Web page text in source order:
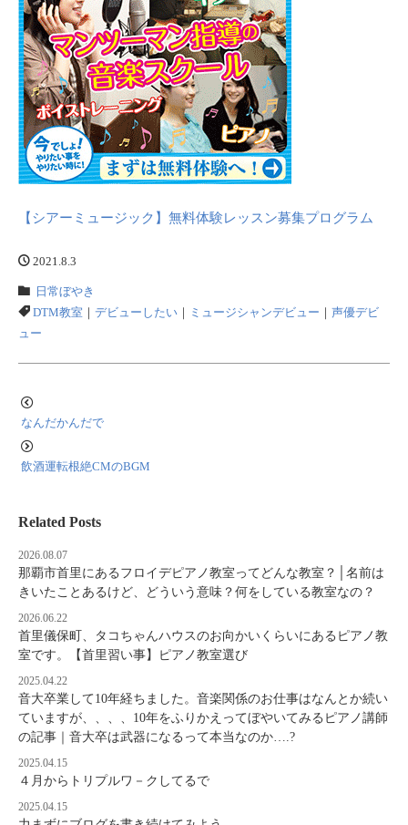
【シアーミュージック】無料体験レッスン募集プログラム
2021.8.3
日常ぼやき
DTM教室 ｜ デビューしたい ｜ ミュージシャンデビュー ｜ 声優デビ
ュー
なんだかんだで
飲酒運転根絶CMのBGM
Related Posts
2026.08.07
那覇市首里にあるフロイデピアノ教室ってどんな教室？│名前は
きいたことあるけど、どういう意味？何をしている教室なの？
2026.06.22
首里儀保町、タコちゃんハウスのお向かいくらいにあるピアノ教
室です。【首里習い事】ピアノ教室選び
2025.04.22
音大卒業して10年経ちました。音楽関係のお仕事はなんとか続い
ていますが、、、、10年をふりかえってぼやいてみるピアノ講師
の記事｜音大卒は武器になるって本当なのか….?
2025.04.15
４月からトリプルワ－クしてるで
2025.04.15